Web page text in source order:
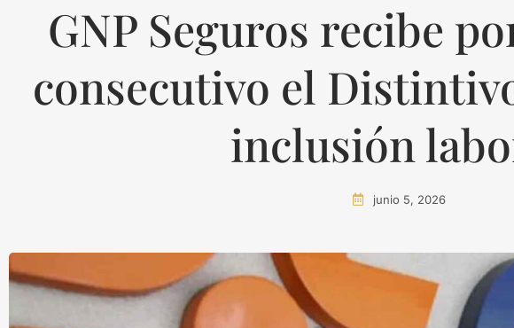
GNP Seguros recibe
consecutivo el
inclusión
junio 5, 2026